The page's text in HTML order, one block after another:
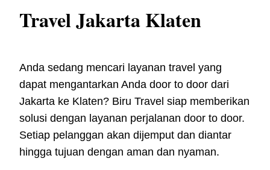
Travel Jakarta Klaten
Anda sedang mencari layanan travel yang
dapat mengantarkan Anda door to door dari
Jakarta ke Klaten? Biru Travel siap memberikan
solusi dengan layanan perjalanan door to door.
Setiap pelanggan akan dijemput dan diantar
hingga tujuan dengan aman dan nyaman.